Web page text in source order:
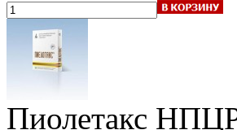
Пиолетакс